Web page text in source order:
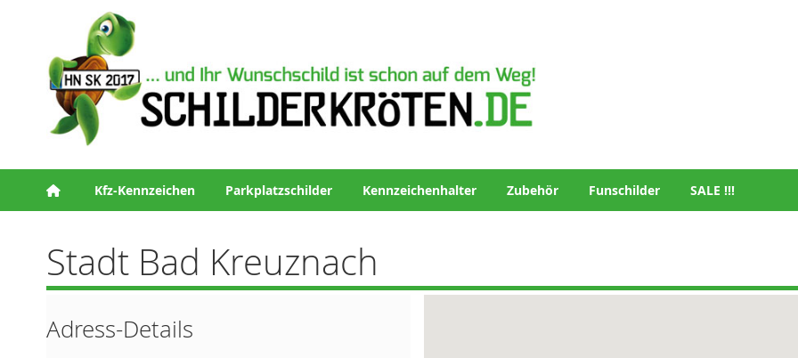
Kfz-Kennzeichen Parkplatzschilder Kennzeichenhalter Zubehör Funschilder SALE !!!
Stadt Bad Kreuznach
Adress-Details